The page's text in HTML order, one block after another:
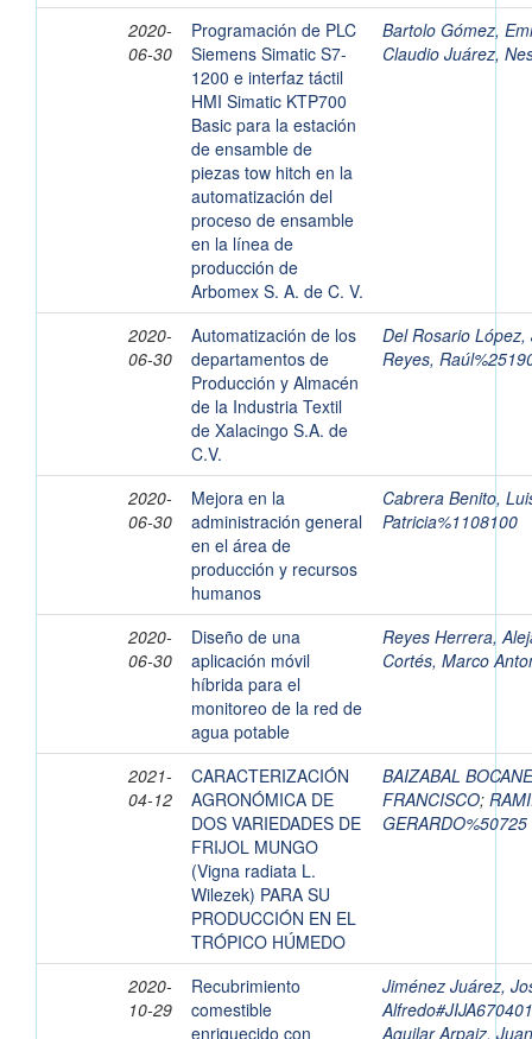
2020-
06-30
Programación de PLC
Siemens Simatic S7-
1200 e interfaz táctil
HMI Simatic KTP700
Basic para la estación
de ensamble de
piezas tow hitch en la
automatización del
proceso de ensamble
en la línea de
producción de
Arbomex S. A. de C. V.
Bartolo Gómez,
Claudio Juárez,
2020-
06-30
Automatización de los
departamentos de
Producción y Almacén
de la Industria Textil
de Xalacingo S.A. de
C.V.
Del Rosario López,
Reyes,
2020-
06-30
Mejora en la
administración general
en el área de
producción y recursos
humanos
Cabrera Benito,
Patricia%1108100
2020-
06-30
Diseño de una
aplicación móvil
híbrida para el
monitoreo de la red de
agua potable
Reyes Herrera,
Cortés, Marco
2021-
04-12
CARACTERIZACIÓN
AGRONÓMICA DE
DOS VARIEDADES DE
FRIJOL MUNGO
(Vigna radiata L.
Wilezek) PARA SU
PRODUCCIÓN EN EL
TRÓPICO HÚMEDO
BAIZABAL
FRANCISCO;
GERARDO%50725
2020-
10-29
Recubrimiento
comestible
enriquecido con
Jiménez Juárez,
Aguilar Arpaiz,